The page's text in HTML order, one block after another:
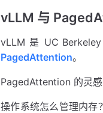
vLLM 与
vLLM 是 UC
PagedAttention。
PagedAttention 的灵
操作系统怎么管理内存